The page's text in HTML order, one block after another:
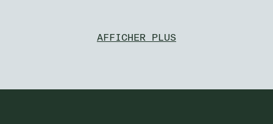
AFFICHER PLUS